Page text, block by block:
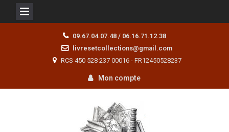
09.67.04.07.48 / 06.16.71.12.38
livresetcollections@gmail.com
RCS 450 528 237 00016 - FR12450528237
Mon compte